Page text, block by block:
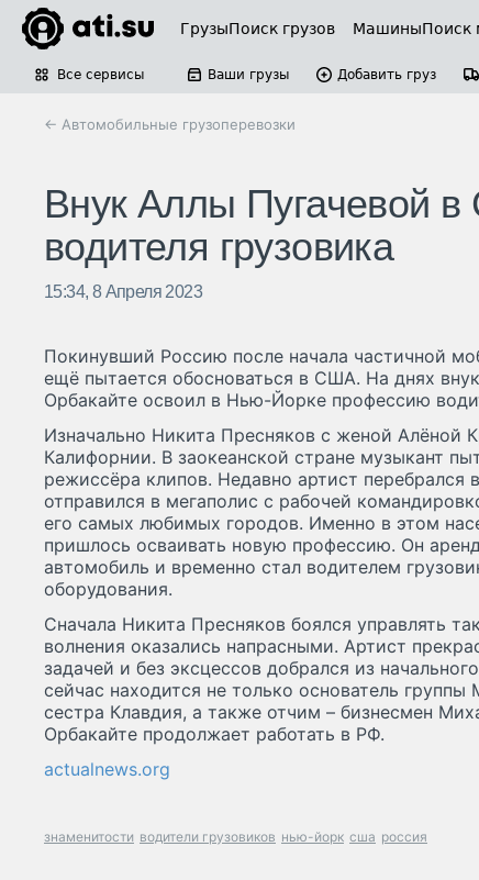
ГрузыПоиск грузов МашиныПоиск
Все сервисы Ваши грузы Добавить груз
← Автомобильные грузоперевозки
Внук Аллы Пугачевой
водителя грузовика
15:34, 8 Апреля 2023
Покинувший Россию после начала частичной
ещё пытается обосноваться в США. На днях
Орбакайте освоил в Нью-Йорке профессию
Изначально Никита Пресняков с женой Алёной
Калифорнии. В заокеанской стране музыкант
режиссёра клипов. Недавно артист
отправился в мегаполис с рабочей
его самых любимых городов. Именно в этом
пришлось осваивать новую профессию. Он
автомобиль и временно стал водителем
оборудования.
Сначала Никита Пресняков боялся управлять
волнения оказались напрасными. Артист
задачей и без эксцессов добрался из
сейчас находится не только основатель группы
сестра Клавдия, а также отчим – бизнесмен
Орбакайте продолжает работать в РФ.
actualnews.org
знаменитости водители грузовиков нью-йорк сша россия